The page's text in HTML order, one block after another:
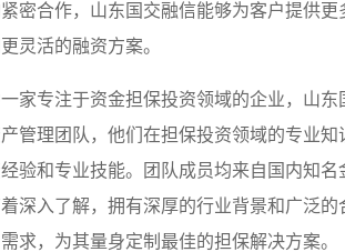
密合作，山东国交融信能够为客户提供更
灵活的融资方案。
家专注于资金担保投资领域的企业，山东
管理团队，他们在担保投资领域的专业知
验和专业技能。团队成员均来自国内知名
深入了解，拥有深厚的行业背景和广泛的
求，为其量身定制最佳的担保解决方案。